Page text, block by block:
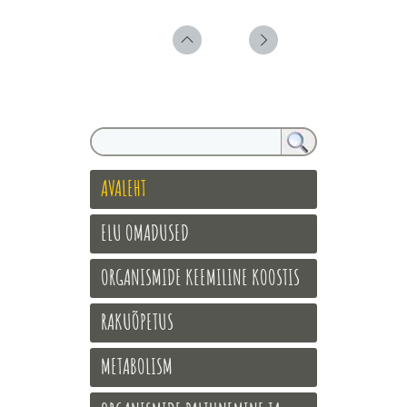
AVALEHT
ELU OMADUSED
ORGANISMIDE KEEMILINE KOOSTIS
RAKUÕPETUS
METABOLISM